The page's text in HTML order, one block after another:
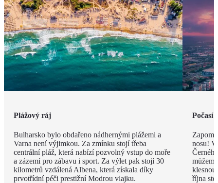
Plážový ráj
Bulharsko bylo obdařeno nádhernými plážemi a
Varna není výjimkou. Za zmínku stojí třeba
centrální pláž, která nabízí pozvolný vstup do moře
a zázemí pro zábavu i sport. Za výlet pak stojí 30
kilometrů vzdálená Albena, která získala díky
prvotřídní péči prestižní Modrou vlajku.
Počasí
nosu!
října